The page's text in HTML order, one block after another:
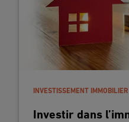
INVESTISSEMENT
Investir dans